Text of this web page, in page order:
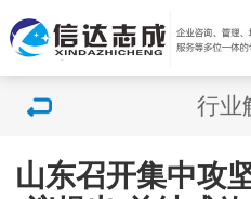
行业
山东召开集中攻